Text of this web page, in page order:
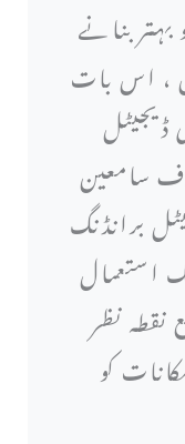
بنانے
، اس بات
ڈیجیٹل
سامعین
برانڈنگ
استعمال
نقطہ نظر
کو